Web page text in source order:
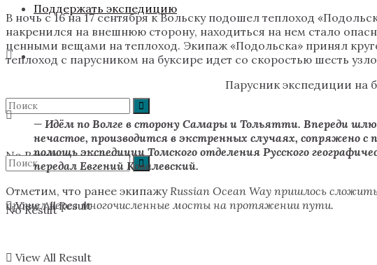
No Result
View All Result
Поддержать экспедицию
No Result
View All Result
В ночь с 16 на 17 сентября к Вольску подошел теплоход
накренился на внешнюю сторону, находиться на нем стало
ценными вещами на теплоход. Экипаж «Подольска» принял
теплоход с парусником на буксире идет со скоростью шесть
Парусник экспедиции на
— Идём по Волге в сторону Самары и Тольятти. Впереди
нечастое, производится в экстренных случаях, сопряжено
помощь экспедиции Томского отделения Русского
передал Евгений Ковалевский.
Отметим, что ранее экипажу Russian Ocean Way пришлось
прошел через многочисленные мосты на протяжении пути.